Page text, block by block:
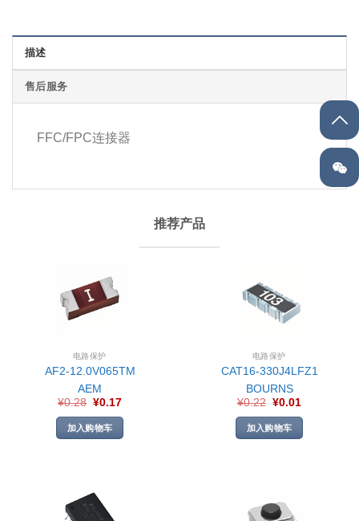
描述
售后服务
FFC/FPC连接器
推荐产品
电路保护
AF2-12.0V065TM
AEM
¥0.28 ¥0.17
加入购物车
电路保护
CAT16-330J4LFZ1
BOURNS
¥0.22 ¥0.01
加入购物车